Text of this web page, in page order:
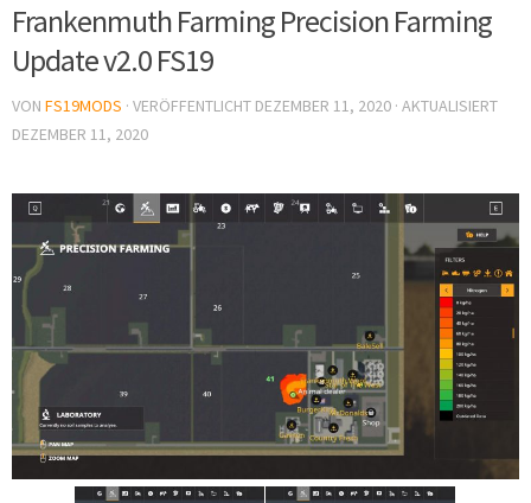
Frankenmuth Farming Precision Farming
Update v2.0 FS19
VON FS19MODS · VERÖFFENTLICHT DEZEMBER 11, 2020 · AKTUALISIERT
DEZEMBER 11, 2020